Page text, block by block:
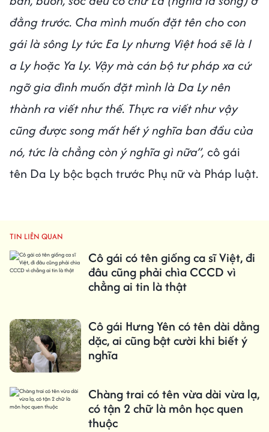
đằng trước. Cha mình muốn đặt tên cho con
gái là sông Ly tức Ea Ly nhưng Việt hoá sẽ là I
a Ly hoặc Ya Ly. Vậy mà cán bộ tư pháp xa cứ
ngỡ gia đình muốn đặt mình là Da Ly nên
thành ra viết như thế. Thực ra viết như vậy
cũng được song mất hết ý nghĩa ban đầu của
nó, tức là chẳng còn ý nghĩa gì nữa”, cô gái
tên Da Ly bộc bạch trước Phụ nữ và Pháp luật.
TIN LIÊN QUAN
Cô gái có tên giống ca sĩ Việt, đi
đâu cũng phải chìa CCCD vì
chẳng ai tin là thật
Cô gái Hưng Yên có tên dài dằng
dặc, ai cũng bật cười khi biết ý
nghĩa
Chàng trai có tên vừa dài vừa lạ,
có tận 2 chữ là môn học quen
thuộc